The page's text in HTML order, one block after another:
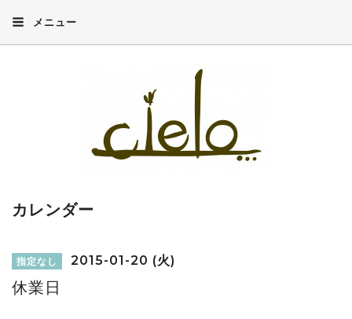
メニュー
カレンダー
指定なし 2015-01-20 (火)
休業日